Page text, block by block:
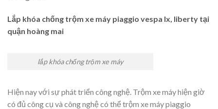
Lắp khóa chống trộm xe máy piaggio vespa lx, liberty tại
quận hoàng mai
lắp khóa chống trộm xe máy
Hiện nay với sự phát triển công nghệ. Trộm xe máy hiện giờ
có đủ công cụ và công nghệ có thể trộm xe máy piaggio